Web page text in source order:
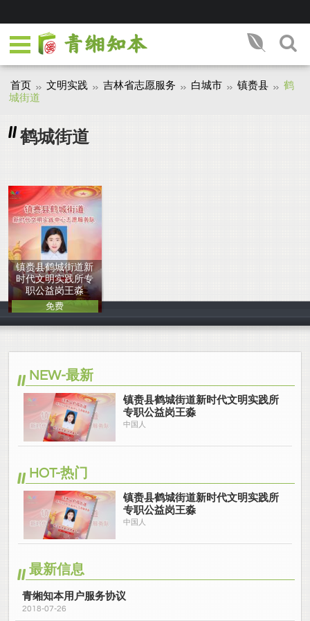
首页 文明实践 吉林省志愿服务 白城市 镇赉县
鹤
城街道
鹤城街道
镇赉县鹤城街道新
时代文明实践所专
职公益岗王淼
中国人
免费
NEW-最新
镇赉县鹤城街道新时代文明实践所
专职公益岗王淼
中国人
HOT-热门
镇赉县鹤城街道新时代文明实践所
专职公益岗王淼
中国人
最新信息
青缃知本用户服务协议
2018-07-26